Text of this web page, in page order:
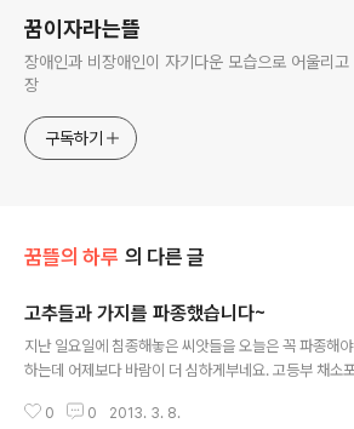
꿈이자라는뜰
장애인과 비장애인이 자기다운 모습으로 어울리
장
구독하기
꿈뜰의 하루 의 다른 글
고추들과 가지를 파종했습니다~
지난 일요일에 침종해놓은 씨앗들을 오늘은 꼭 파종해야
하는데 어제보다 바람이 더 심하게부네요. 고등부 채소
온상에도 바람이 심하게 들이치고... 어찌할까 고민하다가
0 0 2013. 3. 8.